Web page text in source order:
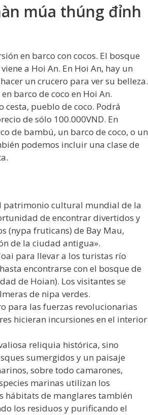
múa thúng đỉnh
en barco con cocos. El bosque
a Hoi An. En Hoi An, hay un
un crucero para ver su belleza.
barco de coco en Hoi An.
cesta, pueblo de coco. Podrá
de sólo 100.000VND. En
de bambú, un barco de coco, o un
podemos incluir una clase de
patrimonio cultural mundial de la
de encontrar divertidos y
(nypa fruticans) de Bay Mau,
de la ciudad antigua».
para llevar a los turistas río
encontrarse con el bosque de
de Hoian). Los visitantes se
de nipa verdes.
para las fuerzas revolucionarias
hicieran incursiones en el interior
reliquia histórica, sino
sumergidos y un paisaje
sobre todo camarones,
marinas utilizan los
hábitats de manglares también
los residuos y purificando el